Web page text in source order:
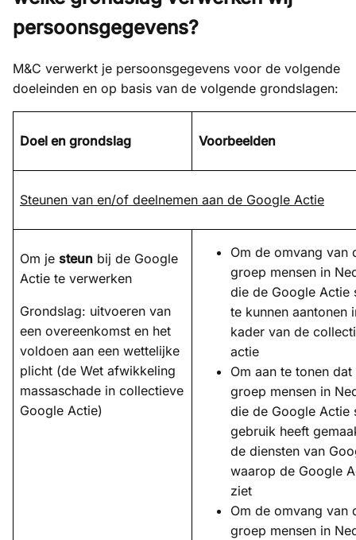
persoonsgegevens?
M&C verwerkt je persoonsgegevens voor de volgende
doeleinden en op basis van de volgende grondslagen:
Doel en grondslag Voorbeelden
Steunen van en/of deelnemen aan de Google Actie
Om je steun bij de Google
Actie te verwerken
Grondslag: uitvoeren van
een overeenkomst en het
voldoen aan een wettelijke
plicht (de Wet afwikkeling
massaschade in collectieve
Google Actie)
Om de omvang van
groep mensen in
die de Google Actie
te kunnen aantonen
kader van de
actie
Om aan te tonen dat
groep mensen in
die de Google Actie
gebruik heeft
de diensten van
waarop de Google
ziet
Om de omvang van
groep mensen in